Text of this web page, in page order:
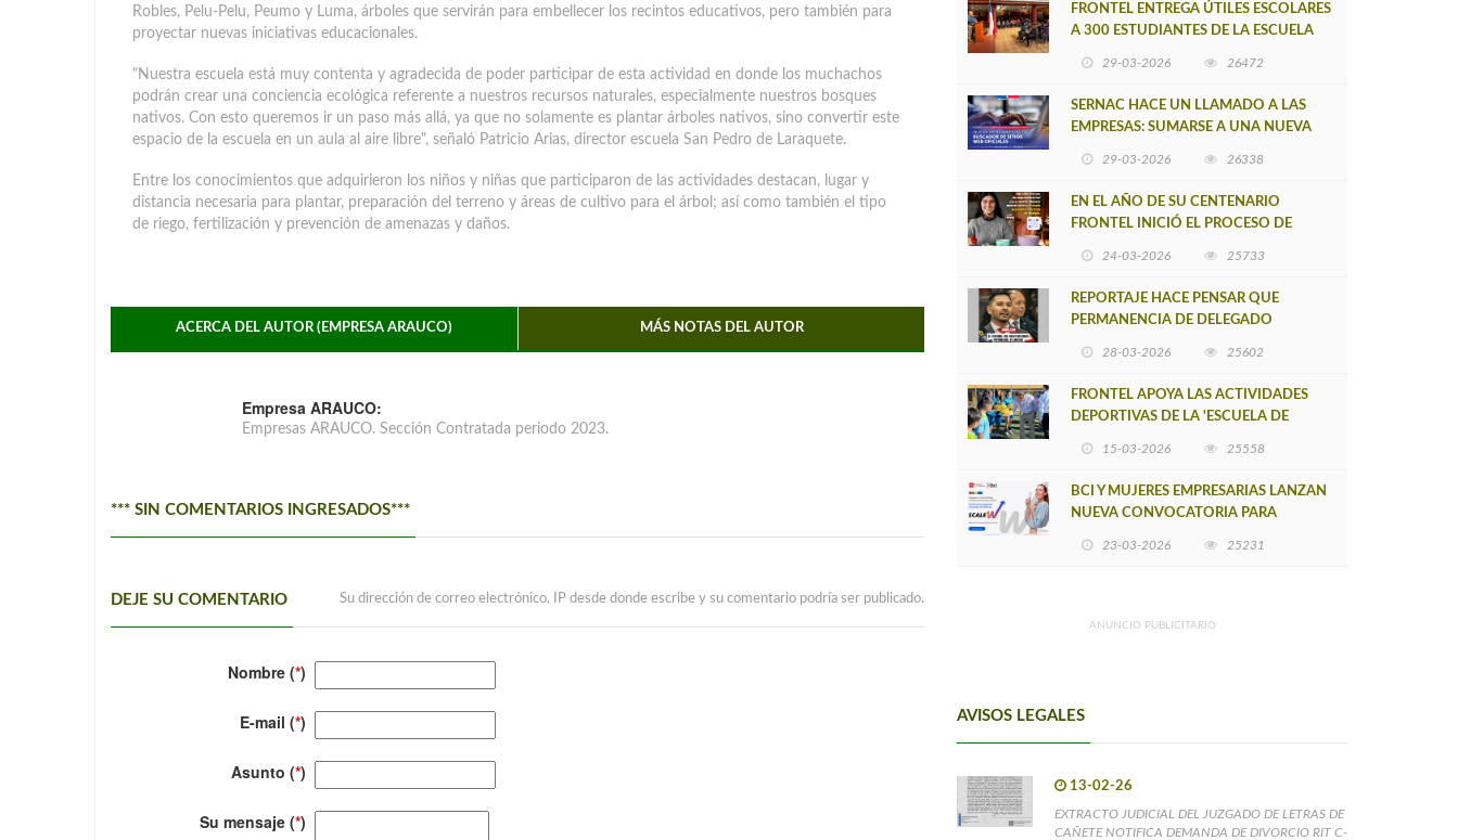
Robles, Pelu-Pelu, Peumo y Luma, árboles que servirán para embellecer los recintos educativos, pero también para
proyectar nuevas iniciativas educacionales.
"Nuestra escuela está muy contenta y agradecida de poder participar de esta actividad en donde los muchachos
podrán crear una conciencia ecológica referente a nuestros recursos naturales, especialmente nuestros bosques
nativos. Con esto queremos ir un paso más allá, ya que no solamente es plantar árboles nativos, sino convertir este
espacio de la escuela en un aula al aire libre", señaló Patricio Arias, director escuela San Pedro de Laraquete.
Entre los conocimientos que adquirieron los niños y niñas que participaron de las actividades destacan, lugar y
distancia necesaria para plantar, preparación del terreno y áreas de cultivo para el árbol; así como también el tipo
de riego, fertilización y prevención de amenazas y daños.
ACERCA DEL AUTOR (EMPRESA ARAUCO) MÁS NOTAS DEL AUTOR
Empresa ARAUCO:
Empresas ARAUCO. Sección Contratada periodo 2023.
*** SIN COMENTARIOS INGRESADOS***
DEJE SU COMENTARIO Su dirección de correo electrónico, IP desde donde escribe y su comentario podría ser publicado.
Nombre (*)
E-mail (*)
Asunto (*)
Su mensaje (*)
FRONTEL ENTREGA ÚTILES ESCOLARES
A 300 ESTUDIANTES DE LA ESCUELA
29-03-2026 26472
SERNAC HACE UN LLAMADO A LAS
EMPRESAS: SUMARSE A UNA NUEVA
29-03-2026 26338
EN EL AÑO DE SU CENTENARIO
FRONTEL INICIÓ EL PROCESO DE
24-03-2026 25733
REPORTAJE HACE PENSAR QUE
PERMANENCIA DE DELEGADO
28-03-2026 25602
FRONTEL APOYA LAS ACTIVIDADES
DEPORTIVAS DE LA 'ESCUELA DE
15-03-2026 25558
BCI Y MUJERES EMPRESARIAS LANZAN
NUEVA CONVOCATORIA PARA
23-03-2026 25231
ANUNCIO PUBLICITARIO
AVISOS LEGALES
13-02-26
EXTRACTO JUDICIAL DEL JUZGADO DE LETRAS DE
CAÑETE NOTIFICA DEMANDA DE DIVORCIO RIT C-